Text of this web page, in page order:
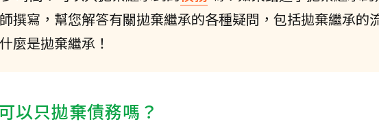
撰寫，幫您解答有關拋棄繼承的各種疑問，包括拋棄繼承的
麼是拋棄繼承！
以只拋棄債務嗎？